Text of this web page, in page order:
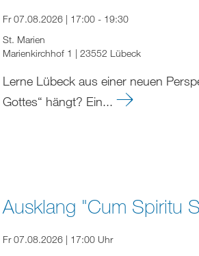
Fr 07.08.2026 | 17:00 - 19:30
St. Marien
Marienkirchhof 1 | 23552 Lübeck
Lerne Lübeck aus einer neuen
Gottes“ hängt? Ein...
Ausklang "Cum Spiritu
Fr 07.08.2026 | 17:00 Uhr